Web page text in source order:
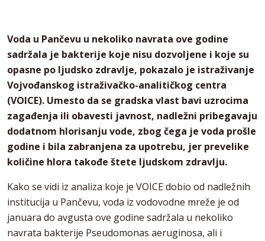
Voda u Pančevu u nekoliko navrata ove godine
sadržala je bakterije koje nisu dozvoljene i koje su
opasne po ljudsko zdravlje, pokazalo je istraživanje
Vojvođanskog istraživačko-analitičkog centra
(VOICE). Umesto da se gradska vlast bavi uzrocima
zagađenja ili obavesti javnost, nadležni pribegavaju
dodatnom hlorisanju vode, zbog čega je voda prošle
godine i bila zabranjena za upotrebu, jer prevelike
količine hlora takođe štete ljudskom zdravlju.
Kako se vidi iz analiza koje je VOICE dobio od nadležnih
institucija u Pančevu, voda iz vodovodne mreže je od
januara do avgusta ove godine sadržala u nekoliko
navrata bakterije Pseudomonas aeruginosa, ali i